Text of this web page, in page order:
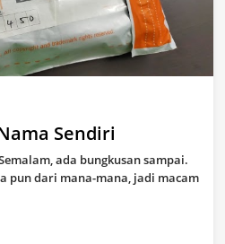
Sendiri
ada bungkusan sampai.
pun dari mana-mana, jadi macam